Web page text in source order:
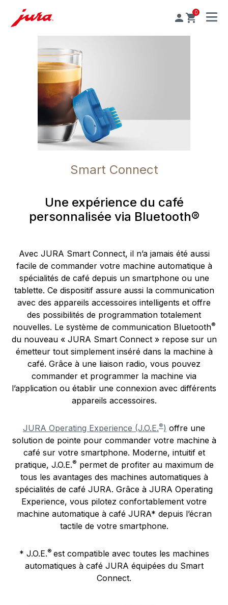
0
MENU
Smart Connect
Une expérience du café
personnalisée via Bluetooth®
Avec JURA Smart Connect, il n’a jamais été aussi
facile de commander votre machine automatique à
spécialités de café depuis un smartphone ou une
tablette. Ce dispositif assure aussi la communication
avec des appareils accessoires intelligents et offre
des possibilités de programmation totalement
nouvelles. Le système de communication Bluetooth®
du nouveau « JURA Smart Connect » repose sur un
émetteur tout simplement inséré dans la machine à
café. Grâce à une liaison radio, vous pouvez
commander et programmer la machine via
l’application ou établir une connexion avec différents
appareils accessoires.
JURA Operating Experience (J.O.E.®) offre une
solution de pointe pour commander votre machine à
café sur votre smartphone. Moderne, intuitif et
pratique, J.O.E.® permet de profiter au maximum de
tous les avantages des machines automatiques à
spécialités de café JURA. Grâce à JURA Operating
Experience, vous pilotez confortablement votre
machine automatique à café JURA* depuis l’écran
tactile de votre smartphone.
* J.O.E.® est compatible avec toutes les machines
automatiques à café JURA équipées du Smart
Connect.